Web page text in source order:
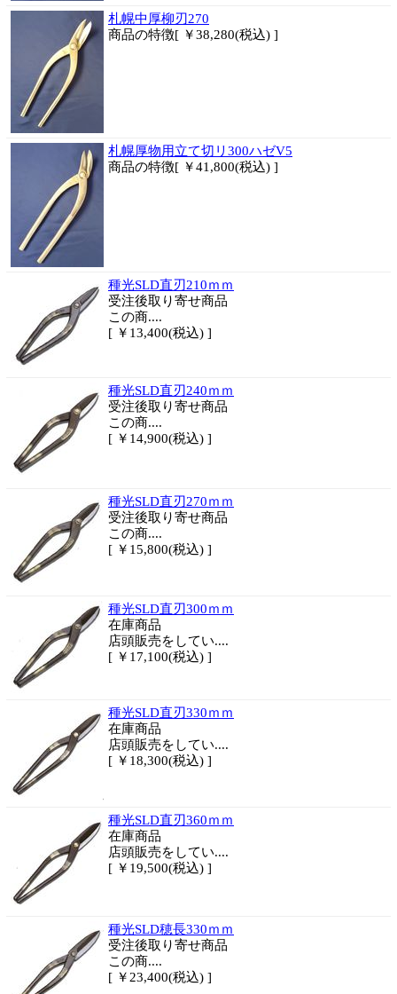
札幌中厚柳刃270
商品の特徴[ ￥38,280(税込) ]
札幌厚物用立て切リ300ハゼV5
商品の特徴[ ￥41,800(税込) ]
種光SLD直刃210ｍｍ
受注後取り寄せ商品
この商....
[ ￥13,400(税込) ]
種光SLD直刃240ｍｍ
受注後取り寄せ商品
この商....
[ ￥14,900(税込) ]
種光SLD直刃270ｍｍ
受注後取り寄せ商品
この商....
[ ￥15,800(税込) ]
種光SLD直刃300ｍｍ
在庫商品
店頭販売をしてい....
[ ￥17,100(税込) ]
種光SLD直刃330ｍｍ
在庫商品
店頭販売をしてい....
[ ￥18,300(税込) ]
種光SLD直刃360ｍｍ
在庫商品
店頭販売をしてい....
[ ￥19,500(税込) ]
種光SLD穂長330ｍｍ
受注後取り寄せ商品
この商....
[ ￥23,400(税込) ]